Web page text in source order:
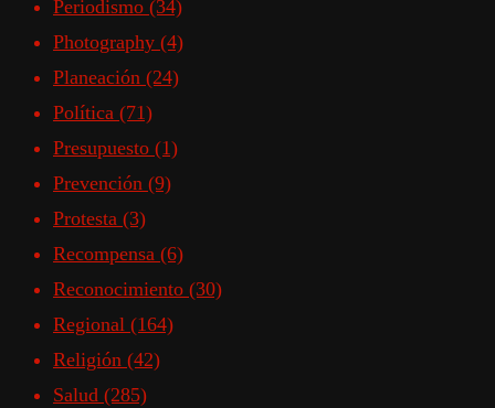
Periodismo (34)
Photography (4)
Planeación (24)
Política (71)
Presupuesto (1)
Prevención (9)
Protesta (3)
Recompensa (6)
Reconocimiento (30)
Regional (164)
Religión (42)
Salud (285)